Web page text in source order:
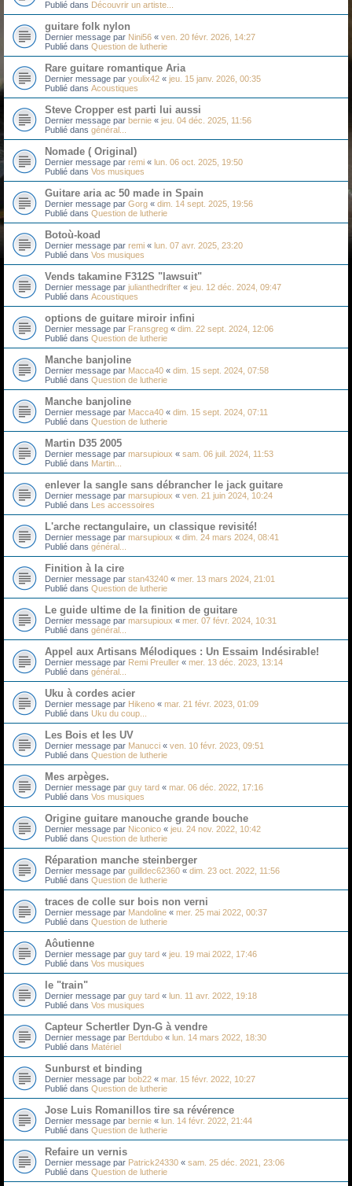
Publié dans Découvrir un artiste...
guitare folk nylon
Dernier message par Nini56 « ven. 20 févr. 2026, 14:27
Publié dans Question de lutherie
Rare guitare romantique Aria
Dernier message par youlix42 « jeu. 15 janv. 2026, 00:35
Publié dans Acoustiques
Steve Cropper est parti lui aussi
Dernier message par bernie « jeu. 04 déc. 2025, 11:56
Publié dans général...
Nomade ( Original)
Dernier message par remi « lun. 06 oct. 2025, 19:50
Publié dans Vos musiques
Guitare aria ac 50 made in Spain
Dernier message par Gorg « dim. 14 sept. 2025, 19:56
Publié dans Question de lutherie
Botoù-koad
Dernier message par remi « lun. 07 avr. 2025, 23:20
Publié dans Vos musiques
Vends takamine F312S "lawsuit"
Dernier message par julianthedrifter « jeu. 12 déc. 2024, 09:47
Publié dans Acoustiques
options de guitare miroir infini
Dernier message par Fransgreg « dim. 22 sept. 2024, 12:06
Publié dans Question de lutherie
Manche banjoline
Dernier message par Macca40 « dim. 15 sept. 2024, 07:58
Publié dans Question de lutherie
Manche banjoline
Dernier message par Macca40 « dim. 15 sept. 2024, 07:11
Publié dans Question de lutherie
Martin D35 2005
Dernier message par marsupioux « sam. 06 juil. 2024, 11:53
Publié dans Martin...
enlever la sangle sans débrancher le jack guitare
Dernier message par marsupioux « ven. 21 juin 2024, 10:24
Publié dans Les accessoires
L'arche rectangulaire, un classique revisité!
Dernier message par marsupioux « dim. 24 mars 2024, 08:41
Publié dans général...
Finition à la cire
Dernier message par stan43240 « mer. 13 mars 2024, 21:01
Publié dans Question de lutherie
Le guide ultime de la finition de guitare
Dernier message par marsupioux « mer. 07 févr. 2024, 10:31
Publié dans général...
Appel aux Artisans Mélodiques : Un Essaim Indésirable!
Dernier message par Remi Preuller « mer. 13 déc. 2023, 13:14
Publié dans général...
Uku à cordes acier
Dernier message par Hikeno « mar. 21 févr. 2023, 01:09
Publié dans Uku du coup...
Les Bois et les UV
Dernier message par Manucci « ven. 10 févr. 2023, 09:51
Publié dans Question de lutherie
Mes arpèges.
Dernier message par guy tard « mar. 06 déc. 2022, 17:16
Publié dans Vos musiques
Origine guitare manouche grande bouche
Dernier message par Niconico « jeu. 24 nov. 2022, 10:42
Publié dans Question de lutherie
Réparation manche steinberger
Dernier message par guilldec62360 « dim. 23 oct. 2022, 11:56
Publié dans Question de lutherie
traces de colle sur bois non verni
Dernier message par Mandoline « mer. 25 mai 2022, 00:37
Publié dans Question de lutherie
Aôutienne
Dernier message par guy tard « jeu. 19 mai 2022, 17:46
Publié dans Vos musiques
le "train"
Dernier message par guy tard « lun. 11 avr. 2022, 19:18
Publié dans Vos musiques
Capteur Schertler Dyn-G à vendre
Dernier message par Bertdubo « lun. 14 mars 2022, 18:30
Publié dans Matériel
Sunburst et binding
Dernier message par bob22 « mar. 15 févr. 2022, 10:27
Publié dans Question de lutherie
Jose Luis Romanillos tire sa révérence
Dernier message par bernie « lun. 14 févr. 2022, 21:44
Publié dans Question de lutherie
Refaire un vernis
Dernier message par Patrick24330 « sam. 25 déc. 2021, 23:06
Publié dans Question de lutherie